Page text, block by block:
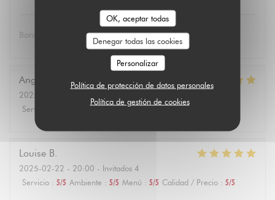
OK, aceptar todas
Denegar todas las cookies
Personalizar
Política de protección de datos personales
Política de gestión de cookies
Bonne nourriture. Bonne ambiance. Bons jeux.
Angélique H
2025-02-23
Servicio
Ambiente: 5/5 Menú: 5/5 Calidad / Precio
Louise B
2025-02-22 - 20:00 - Invitados 4
Servicio : 5/5 Ambiente : 5/5 Menú : 5/5 Calidad / Precio : 5/5